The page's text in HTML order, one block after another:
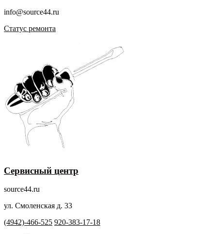
info@source44.ru
Статус ремонта
Сервисный центр
source44.ru
ул. Смоленская д. 33
(4942)-466-525 920-383-17-18